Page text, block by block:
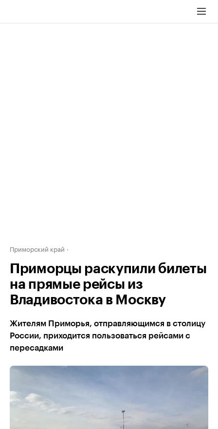
Приморский край
Приморцы раскупили билеты
на прямые рейсы из
Владивостока в Москву
Жителям Приморья, отправляющимся в столицу
России, приходится пользоваться рейсами с
пересадками